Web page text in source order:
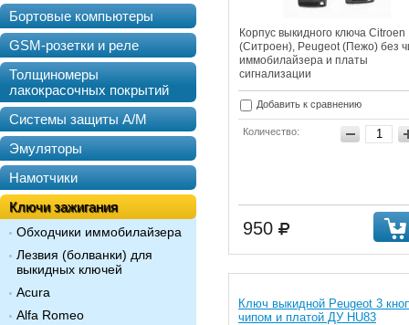
Бортовые компьютеры
GSM-розетки и реле
Толщиномеры
лакокрасочных покрытий
Системы защиты А/М
Эмуляторы
Намотчики
Ключи зажигания
Обходчики иммобилайзера
Лезвия (болванки) для
выкидных ключей
Acura
Alfa Romeo
Корпус выкидного ключа Citroen
(Ситроен), Peugeot (Пежо) без
иммобилайзера и платы
сигнализации
Добавить к сравнению
Количество:
950
Ключ выкидной Peugeot 3
чипом и платой ДУ HU83